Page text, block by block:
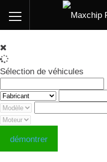
Sélection de véhicules
démontrer